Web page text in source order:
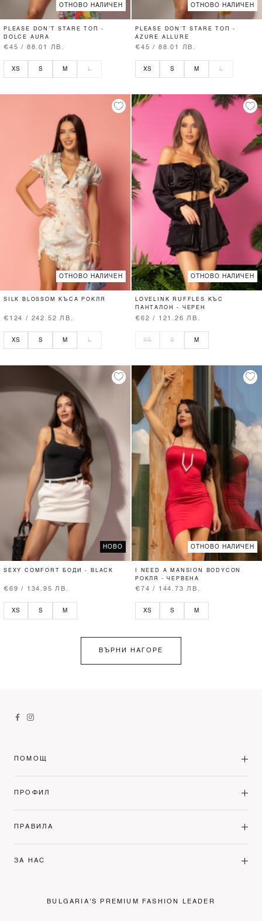
ОТНОВО НАЛИЧЕН
PLEASE DON’T STARE ТОП -
DOLCE AURA
€45 / 88.01 ЛВ.
XS S M L
ОТНОВО НАЛИЧЕН
PLEASE DON’T STARE ТОП -
AZURE ALLURE
€45 / 88.01 ЛВ.
XS S M L
ОТНОВО НАЛИЧЕН
SILK BLOSSOM КЪСА РОКЛЯ
€124 / 242.52 ЛВ.
XS S M L
ОТНОВО НАЛИЧЕН
LOVELINK RUFFLES КЪС
ПАНТАЛОН - ЧЕРЕН
€62 / 121.26 ЛВ.
XS S M
НОВО
SEXY COMFORT БОДИ - BLACK
€69 / 134.95 ЛВ.
XS S M
ОТНОВО НАЛИЧЕН
I NEED A MANSION BODYCON
РОКЛЯ - ЧЕРВЕНА
€74 / 144.73 ЛВ.
XS S M
ВЪРНИ НАГОРЕ
ПОМОЩ
ПРОФИЛ
ПРАВИЛА
ЗА НАС
BULGARIA'S PREMIUM FASHION LEADER